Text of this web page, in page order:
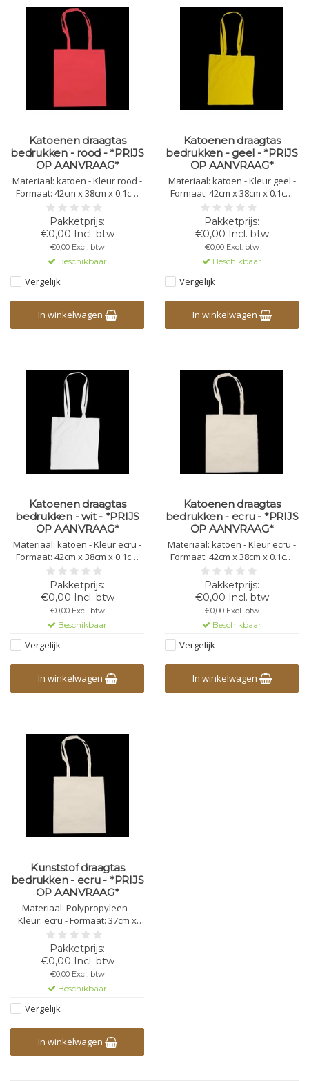
Katoenen draagtas
bedrukken - rood - *PRIJS
OP AANVRAAG*
Materiaal: katoen - Kleur rood -
Formaat: 42cm x 38cm x 0.1cm
Lengte handvat: 82cm - Gewicht:
110 gr/m2 - Bedrukking mogelijk
in 1,2,3 of 4 kleuren
€0,00 Incl. btw
€0,00 Excl. btw
Beschikbaar
Vergelijk
In winkelwagen
Katoenen draagtas
bedrukken - geel - *PRIJS
OP AANVRAAG*
Materiaal: katoen - Kleur geel -
Formaat: 42cm x 38cm x 0.1cm
Lengte handvat: 82cm - Gewicht:
110 gr/m2 - Bedrukking mogelijk
in 1,2,3 of 4 kleuren
€0,00 Incl. btw
€0,00 Excl. btw
Beschikbaar
Vergelijk
In winkelwagen
Katoenen draagtas
bedrukken - wit - *PRIJS
OP AANVRAAG*
Materiaal: katoen - Kleur ecru -
Formaat: 42cm x 38cm x 0.1cm
Lengte handvat: 82cm - Gewicht:
110 gr/m2 - Bedrukking mogelijk
in 1,2,3 of 4 kleuren
€0,00 Incl. btw
€0,00 Excl. btw
Beschikbaar
Vergelijk
In winkelwagen
Katoenen draagtas
bedrukken - ecru - *PRIJS
OP AANVRAAG*
Materiaal: katoen - Kleur ecru -
Formaat: 42cm x 38cm x 0.1cm
Lengte handvat: 82cm - Gewicht:
110 gr/m2 - Bedrukking mogelijk
in 1,2,3 of 4 kleuren
€0,00 Incl. btw
€0,00 Excl. btw
Beschikbaar
Vergelijk
In winkelwagen
Kunststof draagtas
bedrukken - ecru - *PRIJS
OP AANVRAAG*
Materiaal: Polypropyleen -
Kleur: ecru - Formaat: 37cm x
41cm x 0.3cm - Gewicht: 80g/m3 -
Lengte handvat: 72cm -
Bedrukking mogelijk in 1,2,3 of 4
kleuren
€0,00 Incl. btw
€0,00 Excl. btw
Beschikbaar
Vergelijk
In winkelwagen